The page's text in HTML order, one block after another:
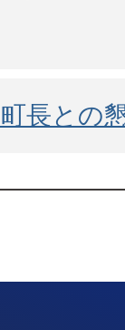
長との